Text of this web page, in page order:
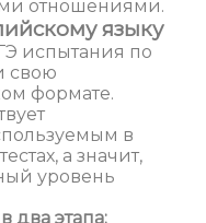
отношениями.
языку
испытания по
свою
формате.
в
а значит,
уровень
два этапа: